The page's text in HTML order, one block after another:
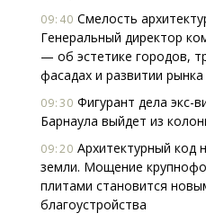
09:40 Смелость
Генеральный директор
— об эстетике городов,
фасадах и развитии рынка
09:30 Фигурант дела экс-
Барнаула выйдет из
09:20 Архитектурный код
земли. Мощение
плитами становится
благоустройства